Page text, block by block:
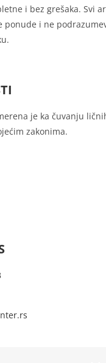
i bez grešaka. Svi
ponude i ne
je ka čuvanju
zakonima.